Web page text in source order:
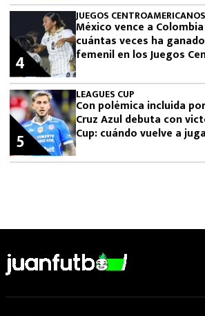
JUEGOS CENTROAMERICANOS
México vence a
cuántas veces ha
femenil en los Juegos
4
LEAGUES CUP
Con polémica incluida
Cruz Azul debuta con
Cup: cuándo vuelve a
5